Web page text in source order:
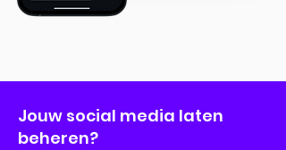
Jouw social media laten
beheren?